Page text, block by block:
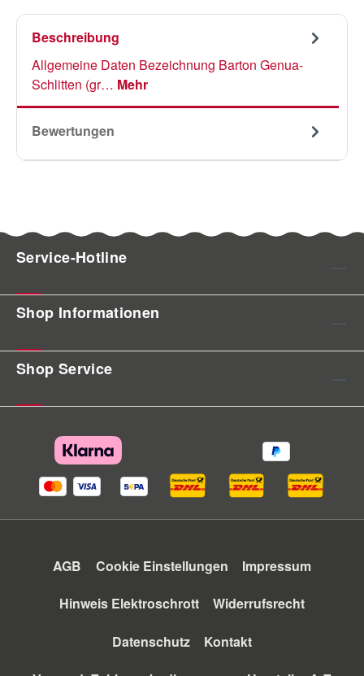
Beschreibung
Allgemeine Daten Bezeichnung Barton Genua-
Schlitten (gr… Mehr
Bewertungen
Service-Hotline
Shop Informationen
Shop Service
AGB Cookie Einstellungen Impressum
Hinweis Elektroschrott Widerrufsrecht
Datenschutz Kontakt